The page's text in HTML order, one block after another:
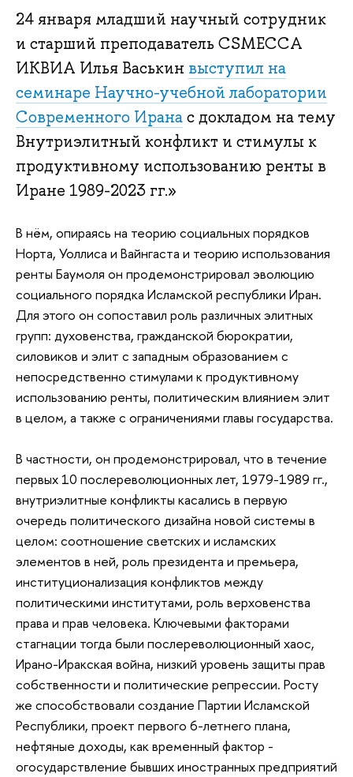
24 января младший научный сотрудник
и старший преподаватель CSMECCA
ИКВИА Илья Васькин выступил на
семинаре Научно-учебной лаборатории
Современного Иранас докладом на тему
Внутриэлитный конфликт и стимулы к
продуктивному использованию ренты в
Иране 1989-2023 гг.»
В нём, опираясь на теорию социальных порядков
Норта, Уоллиса и Вайнгаста и теорию использования
ренты Баумоля он продемонстрировал эволюцию
социального порядка Исламской республики Иран.
Для этого он сопоставил роль различных элитных
групп: духовенства, гражданской бюрократии,
силовиков и элит с западным образованием с
непосредственно стимулами к продуктивному
использованию ренты, политическим влиянием элит
в целом, а также с ограничениями главы государства.
В частности, он продемонстрировал, что в течение
первых 10 послереволюционных лет, 1979-1989 гг.,
внутриэлитные конфликты касались в первую
очередь политического дизайна новой системы в
целом: соотношение светских и исламских
элементов в ней, роль президента и премьера,
институционализация конфликтов между
политическими институтами, роль верховенства
права и прав человека. Ключевыми факторами
стагнации тогда были послереволюционный хаос,
Ирано-Иракская война, низкий уровень защиты прав
собственности и политические репрессии. Росту
же способствовали создание Партии Исламской
Республики, проект первого 6-летнего плана,
нефтяные доходы, как временный фактор -
огосударствление бывших иностранных предприятий